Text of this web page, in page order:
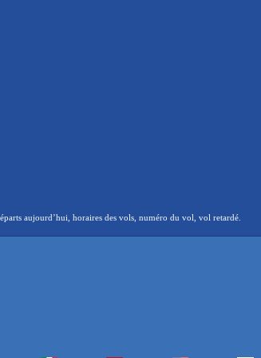
aujourd’hui, horaires des vols, numéro du vol, vol retardé.